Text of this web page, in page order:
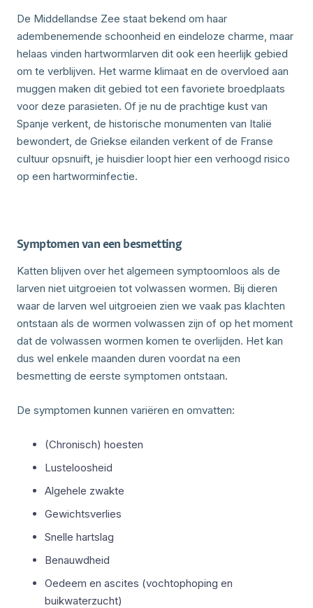
De Middellandse Zee staat bekend om haar
adembenemende schoonheid en eindeloze charme, maar
helaas vinden hartwormlarven dit ook een heerlijk gebied
om te verblijven. Het warme klimaat en de overvloed aan
muggen maken dit gebied tot een favoriete broedplaats
voor deze parasieten. Of je nu de prachtige kust van
Spanje verkent, de historische monumenten van Italië
bewondert, de Griekse eilanden verkent of de Franse
cultuur opsnuift, je huisdier loopt hier een verhoogd risico
op een hartworminfectie.
Symptomen van een besmetting
Katten blijven over het algemeen symptoomloos als de
larven niet uitgroeien tot volwassen wormen. Bij dieren
waar de larven wel uitgroeien zien we vaak pas klachten
ontstaan als de wormen volwassen zijn of op het moment
dat de volwassen wormen komen te overlijden. Het kan
dus wel enkele maanden duren voordat na een
besmetting de eerste symptomen ontstaan.
De symptomen kunnen variëren en omvatten:
(Chronisch) hoesten
Lusteloosheid
Algehele zwakte
Gewichtsverlies
Snelle hartslag
Benauwdheid
Oedeem en ascites (vochtophoping en
buikwaterzucht)